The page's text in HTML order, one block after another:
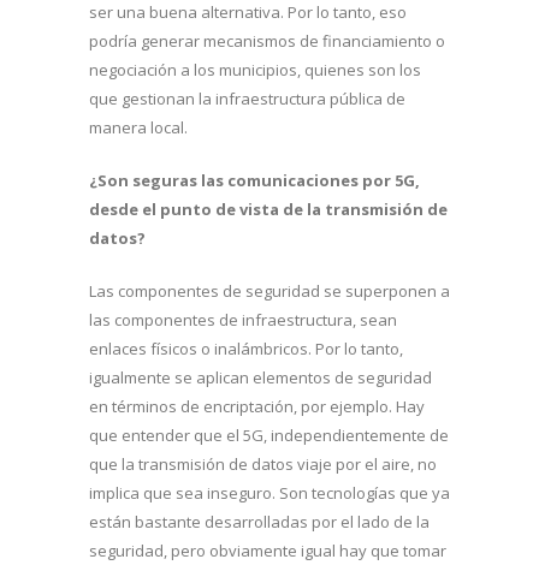
ser una buena alternativa. Por lo tanto, eso
podría generar mecanismos de financiamiento o
negociación a los municipios, quienes son los
que gestionan la infraestructura pública de
manera local.
¿Son seguras las comunicaciones por 5G,
desde el punto de vista de la transmisión de
datos?
Las componentes de seguridad se superponen a
las componentes de infraestructura, sean
enlaces físicos o inalámbricos. Por lo tanto,
igualmente se aplican elementos de seguridad
en términos de encriptación, por ejemplo. Hay
que entender que el 5G, independientemente de
que la transmisión de datos viaje por el aire, no
implica que sea inseguro. Son tecnologías que ya
están bastante desarrolladas por el lado de la
seguridad, pero obviamente igual hay que tomar